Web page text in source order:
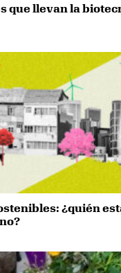
que llevan la
¿quién